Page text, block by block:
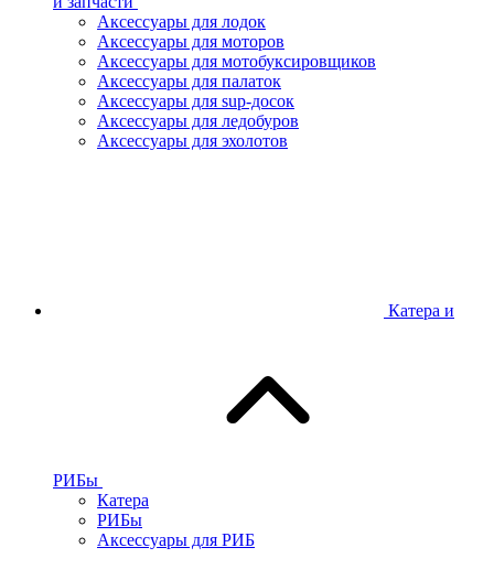
Аксессуары для лодок
Аксессуары для моторов
Аксессуары для мотобуксировщиков
Аксессуары для палаток
Аксессуары для sup-досок
Аксессуары для ледобуров
Аксессуары для эхолотов
Катера и
РИБы
Катера
РИБы
Аксессуары для РИБ